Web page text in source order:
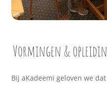
Vormingen &
Bij aKadeemi geloven we